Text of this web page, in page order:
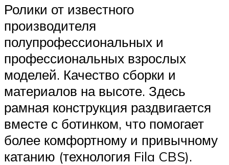
Ролики от известного
производителя
полупрофессиональных и
профессиональных взрослых
моделей. Качество сборки и
материалов на высоте. Здесь
рамная конструкция раздвигается
вместе с ботинком, что помогает
более комфортному и привычному
катанию (технология Fila CBS).